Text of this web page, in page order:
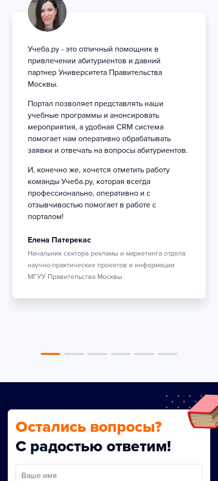
Учеба.ру - это отличный помощник в
привлечении абитуриентов и давний
партнер Университета Правительства
Москвы.
Портал позволяет представлять наши
учебные программы и анонсировать
мероприятия, а удобная CRM система
помогает нам оперативно обрабатывать
заявки и отвечать на вопросы абитуриентов.
И, конечно же, хочется отметить работу
команды Учеба.ру, которая всегда
профессионально, оперативно и с
отзывчивостью помогает в работе с
порталом!
Елена Патерекас
Начальник сектора рекламы и маркетинга отдела
научно-практических проектов и информации
МГУУ Правительства Москвы
Остались вопросы?
С радостью ответим!
Ваше имя